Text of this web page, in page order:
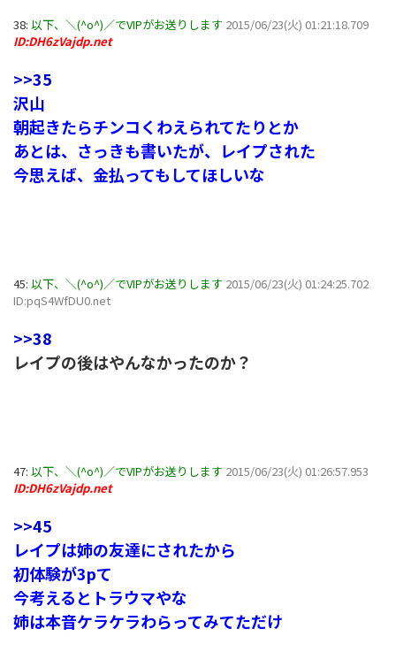
38: 以下、＼(^o^)／でVIPがお送りします 2015/06/23(火) 01:21:18.709
ID:DH6zVajdp.net
>>35
沢山
朝起きたらチンコくわえられてたりとか
あとは、さっきも書いたが、レイプされた
今思えば、金払ってもしてほしいな
45: 以下、＼(^o^)／でVIPがお送りします 2015/06/23(火) 01:24:25.702
ID:pqS4WfDU0.net
>>38
レイプの後はやんなかったのか？
47: 以下、＼(^o^)／でVIPがお送りします 2015/06/23(火) 01:26:57.953
ID:DH6zVajdp.net
>>45
レイプは姉の友達にされたから
初体験が3pて
今考えるとトラウマやな
姉は本音ケラケラわらってみてただけ